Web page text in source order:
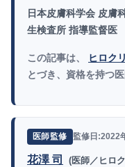
日本皮膚科学会 皮膚
生検査所 指導監督医
この記事は、 ヒロク
とづき、資格を持つ
医師監修 監修日:2022
花澤 司 (医師／ヒロ